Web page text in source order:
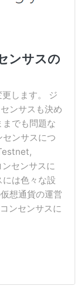
ンサスの
します。 ジ
ンサスも決め
でも問題な
ンサスにつ
センサスに
は色々な設
想通貨の運営
ンセンサスに